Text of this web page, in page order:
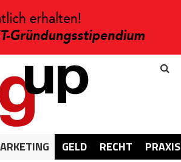
GELD RECHT PRAXIS